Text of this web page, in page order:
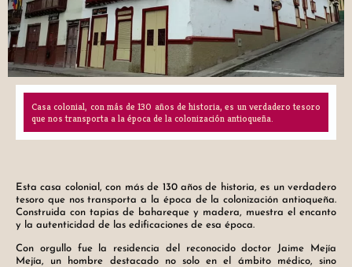
Casa colonial, con más de 130 años de historia, es un verdadero tesoro
que nos transporta a la época de la colonización antioqueña.
Esta casa colonial, con más de 130 años de historia, es un verdadero
tesoro que nos transporta a la época de la colonización antioqueña.
Construida con tapias de bahareque y madera, muestra el encanto
y la autenticidad de las edificaciones de esa época.
Con orgullo fue la residencia del reconocido doctor Jaime Mejía
Mejía, un hombre destacado no solo en el ámbito médico, sino